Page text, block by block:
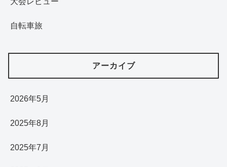
自転車旅
アーカイブ
2026年5月
2025年8月
2025年7月